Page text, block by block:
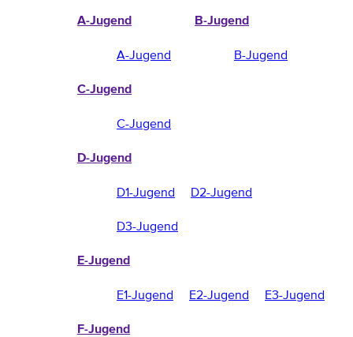
A-Jugend
A-Jugend
B-Jugend
B-Jugend
C-Jugend
C-Jugend
D-Jugend
D1-Jugend
D2-Jugend
D3-Jugend
E-Jugend
E1-Jugend E2-Jugend E3-Jugend
F-Jugend